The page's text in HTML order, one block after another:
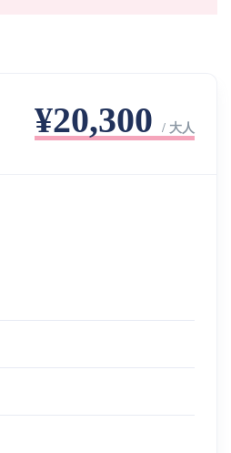
¥20,300 / 大人